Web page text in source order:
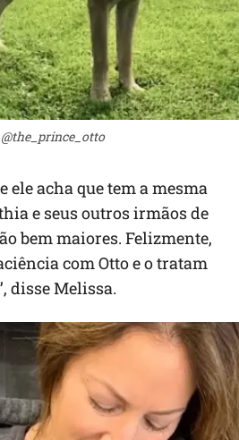
ele acha que tem a mesma
e seus outros irmãos de
bem maiores. Felizmente,
com Otto e o tratam
disse Melissa.